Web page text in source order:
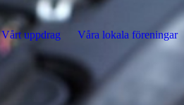
Vårt uppdrag Våra lokala föreningar